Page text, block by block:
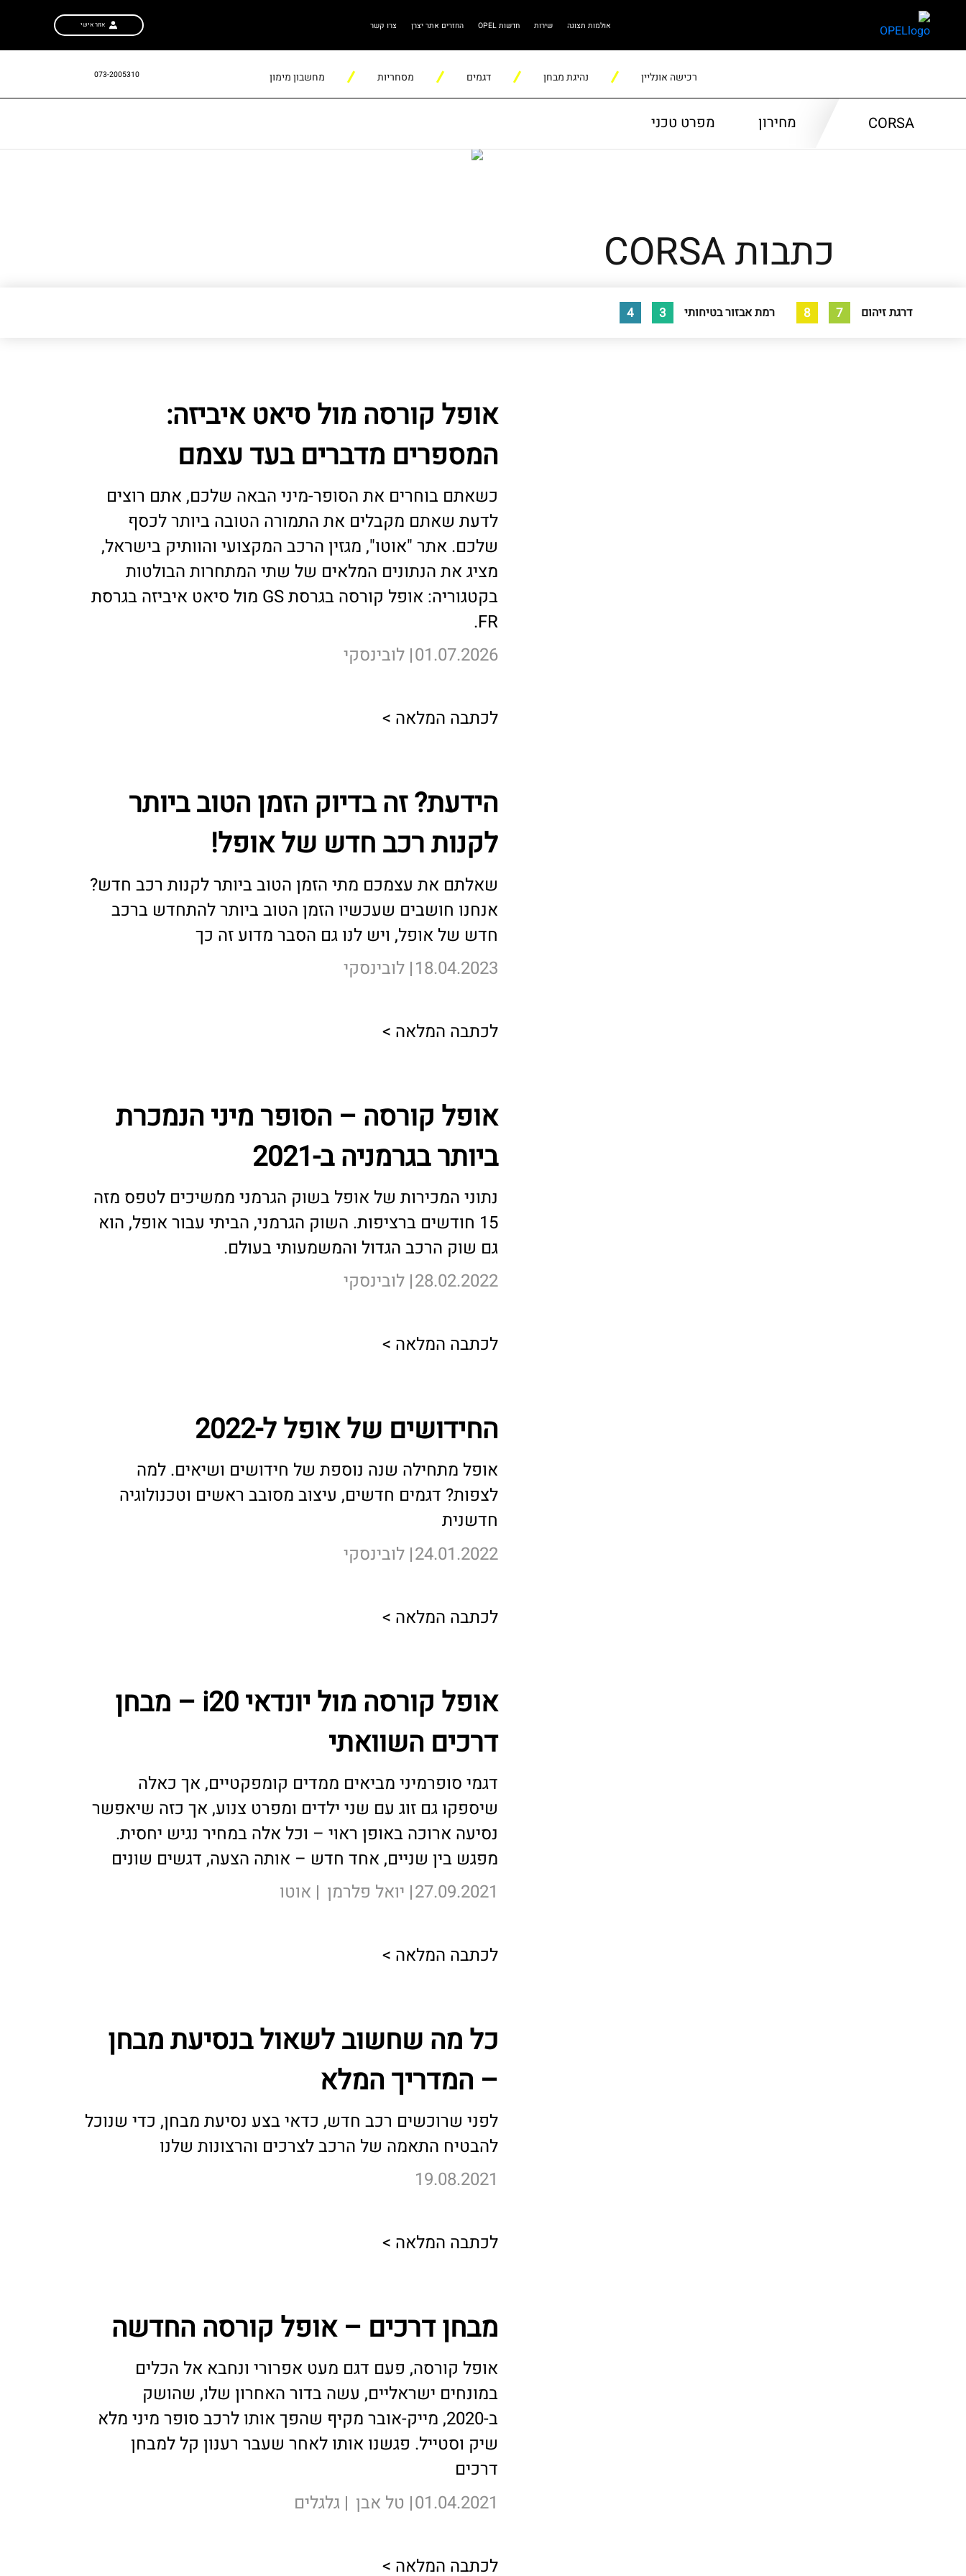
אולמות תצוגה שירות חדשות OPEL החזרים אתר יצרן צרו קשר אזור אישי
רכישה אונליין נהיגת מבחן דגמים מסחריות מחשבון מימון 073-2005310
CORSA מחירון מפרט טכני
כתבות CORSA
דרגת זיהום 7
8 רמת אבזור בטיחותי 3
4
אופל קורסה מול סיאט איביזה:
המספרים מדברים בעד עצמם
כשאתם בוחרים את הסופר-מיני הבאה שלכם, אתם רוצים
לדעת שאתם מקבלים את התמורה הטובה ביותר לכסף
שלכם. אתר "אוטו", מגזין הרכב המקצועי והוותיק בישראל,
מציג את הנתונים המלאים של שתי המתחרות הבולטות
בקטגוריה: אופל קורסה בגרסת GS מול סיאט איביזה בגרסת
FR.
01.07.2026 לובינסקי
לכתבה המלאה >
הידעת? זה בדיוק הזמן הטוב ביותר
לקנות רכב חדש של אופל!
שאלתם את עצמכם מתי הזמן הטוב ביותר לקנות רכב חדש?
אנחנו חושבים שעכשיו הזמן הטוב ביותר להתחדש ברכב
חדש של אופל, ויש לנו גם הסבר מדוע זה כך
18.04.2023 לובינסקי
לכתבה המלאה >
אופל קורסה – הסופר מיני הנמכרת
ביותר בגרמניה ב-2021
נתוני המכירות של אופל בשוק הגרמני ממשיכים לטפס מזה
15 חודשים ברציפות. השוק הגרמני, הביתי עבור אופל, הוא
גם שוק הרכב הגדול והמשמעותי בעולם.
28.02.2022 לובינסקי
לכתבה המלאה >
החידושים של אופל ל-2022
אופל מתחילה שנה נוספת של חידושים ושיאים. למה
לצפות? דגמים חדשים, עיצוב מסובב ראשים וטכנולוגיה
חדשנית
24.01.2022 לובינסקי
לכתבה המלאה >
אופל קורסה מול יונדאי i20 – מבחן
דרכים השוואתי
דגמי סופרמיני מביאים ממדים קומפקטיים, אך כאלה
שיספקו גם זוג עם שני ילדים ומפרט צנוע, אך כזה שיאפשר
נסיעה ארוכה באופן ראוי – וכל אלה במחיר נגיש יחסית.
מפגש בין שניים, אחד חדש – אותה הצעה, דגשים שונים
27.09.2021 יואל פלרמן אוטו
לכתבה המלאה >
כל מה שחשוב לשאול בנסיעת מבחן
– המדריך המלא
לפני שרוכשים רכב חדש, כדאי בצע נסיעת מבחן, כדי שנוכל
להבטיח התאמה של הרכב לצרכים והרצונות שלנו
19.08.2021
לכתבה המלאה >
מבחן דרכים – אופל קורסה החדשה
אופל קורסה, פעם דגם מעט אפרורי ונחבא אל הכלים
במונחים ישראליים, עשה בדור האחרון שלו, שהושק
ב-2020, מייק-אובר מקיף שהפך אותו לרכב סופר מיני מלא
שיק וסטייל. פגשנו אותו לאחר שעבר רענון קל למבחן
דרכים
01.04.2021 טל אבן גלגלים
לכתבה המלאה >